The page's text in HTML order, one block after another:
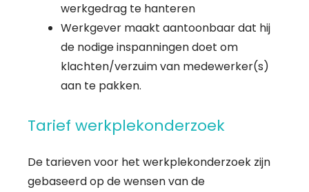
werkgedrag te hanteren
Werkgever maakt aantoonbaar dat hij
de nodige inspanningen doet om
klachten/verzuim van medewerker(s)
aan te pakken.
Tarief werkplekonderzoek
De tarieven voor het werkplekonderzoek zijn
gebaseerd op de wensen van de